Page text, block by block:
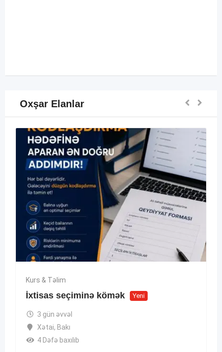
Oxşar Elanlar
Kurs & Təlim
İxtisas seçiminə kömək Yeni
3 gün əvvəl
Xətai, Bakı
4 Dəfə baxılıb